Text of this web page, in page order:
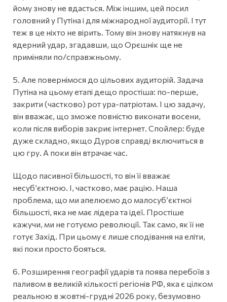
йому знову не вдасться. Між іншим, цей посил
головний у Путіна і для міжнародної аудиторії. І тут
теж в це ніхто не вірить. Тому він знову натякнув на
ядерний удар, згадавши, що Орєшнік ще не
приміняли по/справжньому.
5. Але повернімося до цільових аудиторій. Задача
Путіна на цьому етапі дещо простіша: по-перше,
закрити (частково) рот ура-патріотам. І цю задачу,
він вважає, що зможе повністю виконати восени,
коли після виборів закриє інтернет. Спойлер: буде
дуже складно, якщо Дуров справді включиться в
цю гру. А поки він втрачає час.
Щодо пасивної більшості, то він її вважає
несубʼєктною. І, частково, має рацію. Наша
проблема, що ми апелюємо до малосубʼєктноі
більшості, яка не має лідера та ідеї. Простіше
кажучи, ми не готуємо революції. Так само, як її не
готує Захід. При цьому є лише сподівання на еліти,
які поки просто бояться.
6. Розширення географії ударів та поява перебоїв з
паливом в великій кількості регіонів РФ, яка є цілком
реальною в жовтні-грудні 2026 року, безумовно